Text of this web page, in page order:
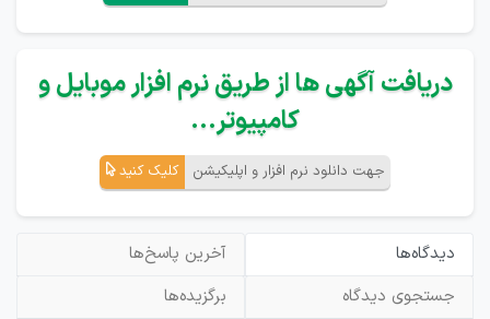
دریافت آگهی ها از طریق نرم افزار موبایل و
کامپیوتر...
جهت دانلود نرم افزار و اپلیکیشن کلیک کنید
دیدگاه‌ها
آخرین پاسخ‌ها
جستجوی دیدگاه
برگزیده‌ها